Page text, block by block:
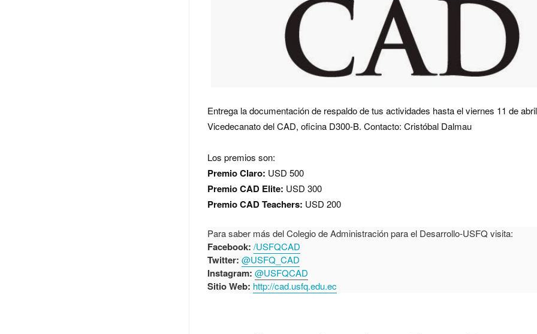
Entrega la documentación de respaldo de tus actividades hasta el viernes 11 de
Vicedecanato del CAD, oficina D300-B. Contacto: Cristóbal Dalmau
Los premios son:
Premio Claro: USD 500
Premio CAD Elite: USD 300
Premio CAD Teachers: USD 200
Para saber más del Colegio de Administración para el Desarrollo-USFQ visita:
Facebook: /USFQCAD
Twitter: @USFQ_CAD
Instagram: @USFQCAD
Sitio Web: http://cad.usfq.edu.ec